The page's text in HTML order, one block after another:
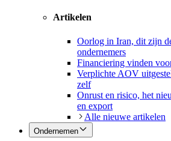
Artikelen
Oorlog in Iran, dit zijn
ondernemers
Financiering vinden
Verplichte AOV
zelf
Onrust en risico, het
en export
Alle nieuwe artikelen
Ondernemen